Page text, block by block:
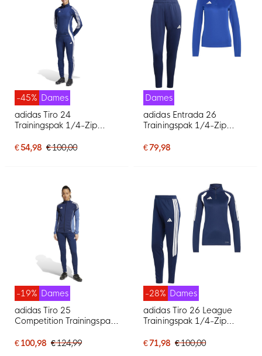
-45% Dames
adidas Tiro 24
Trainingspak 1/4-Zip
€ 54,98 € 100,00
Dames
adidas Entrada 26
Trainingspak 1/4-Zip
Donkerblauw
€ 79,98
-19% Dames
adidas Tiro 25
Competition Trainingspak
Donkerblauw Wit
€ 100,98 € 124,99
-28% Dames
adidas Tiro 26 League
Trainingspak 1/4-Zip
€ 71,98 € 100,00